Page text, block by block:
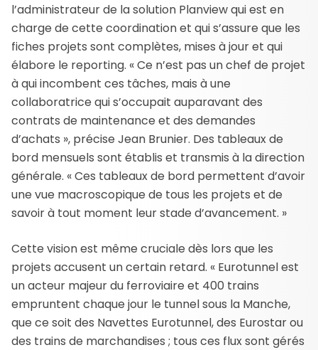
l’administrateur de la solution Planview qui est en
charge de cette coordination et qui s’assure que les
fiches projets sont complètes, mises à jour et qui
élabore le reporting. « Ce n’est pas un chef de projet
à qui incombent ces tâches, mais à une
collaboratrice qui s’occupait auparavant des
contrats de maintenance et des demandes
d’achats », précise Jean Brunier. Des tableaux de
bord mensuels sont établis et transmis à la direction
générale. « Ces tableaux de bord permettent d’avoir
une vue macroscopique de tous les projets et de
savoir à tout moment leur stade d’avancement. »
Cette vision est même cruciale dès lors que les
projets accusent un certain retard. « Eurotunnel est
un acteur majeur du ferroviaire et 400 trains
empruntent chaque jour le tunnel sous la Manche,
que ce soit des Navettes Eurotunnel, des Eurostar ou
des trains de marchandises ; tous ces flux sont gérés